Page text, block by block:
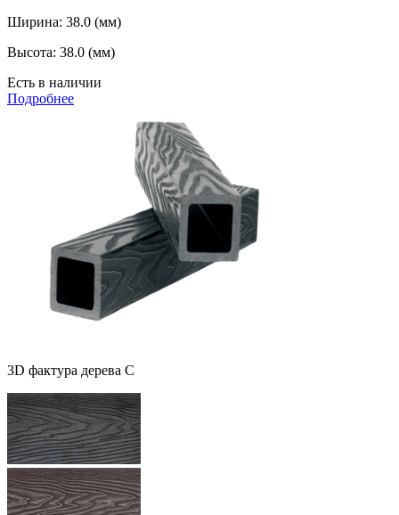
Ширина: 38.0 (мм)
Высота: 38.0 (мм)
Есть в наличии
Подробнее
3D фактура дерева С